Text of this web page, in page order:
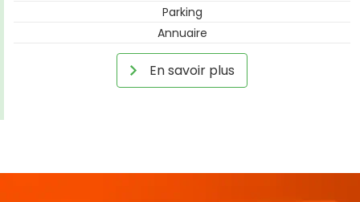
Parking
Annuaire
En savoir plus